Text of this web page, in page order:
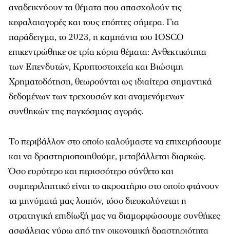
αναδεικνύουν τα θέματα που απασχολούν τις
κεφαλαιαγορές και τους επόπτες σήμερα. Για
παράδειγμα, το 2023, η καμπάνια του IOSCO
επικεντρώθηκε σε τρία κύρια θέματα: Ανθεκτικότητα
των Επενδυτών, Κρυπτοστοιχεία και Βιώσιμη
Χρηματοδότηση, θεωρούνται ως ιδιαίτερα σημαντικά
δεδομένων των τρεχουσών και αναμενόμενων
συνθηκών της παγκόσμιας αγοράς.
Το περιβάλλον στο οποίο καλούμαστε να επιχειρήσουμε
και να δραστηριοποιηθούμε, μεταβάλλεται διαρκώς.
Όσο ευρύτερο και περισσότερο σύνθετο και
συμπεριληπτικό είναι το ακροατήριο στο οποίο φτάνουν
τα μηνύματά μας λοιπόν, τόσο διευκολύνεται η
στρατηγική επιδίωξή μας να διαμορφώσουμε συνθήκες
ασφάλειας γύρω από την οικονομική δραστηριότητα